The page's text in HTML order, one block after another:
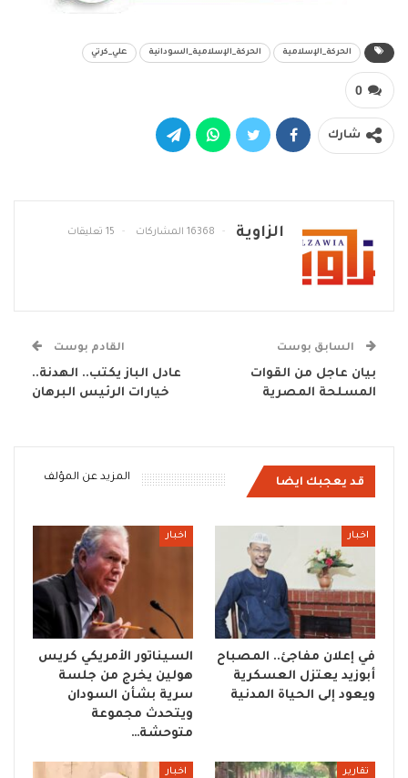
الحركة_الإسلامية الحركة_الإسلامية_السودانية علي_كرتي
0
شارك
الزاوية 16368 المشاركات 15 تعليقات
السابق بوست
بيان عاجل من القوات
المسلحة المصرية
القادم بوست
عادل الباز يكتب.. الهدنة..
خيارات الرئيس البرهان
قد يعجبك ايضا المزيد عن المؤلف
اخبار
في إعلان مفاجئ.. المصباح
أبوزيد يعتزل العسكرية
ويعود إلى الحياة المدنية
اخبار
السيناتور الأمريكي كريس
هولين يخرج من جلسة
سرية بشأن السودان
ويتحدث مجموعة
متوحشة…
تقارير اخبار